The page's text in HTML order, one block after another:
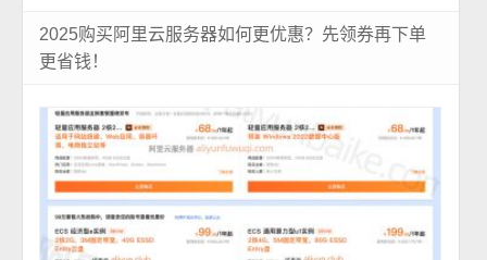
2025购买阿里云服务器如何更优惠？先领券再下单
更省钱！